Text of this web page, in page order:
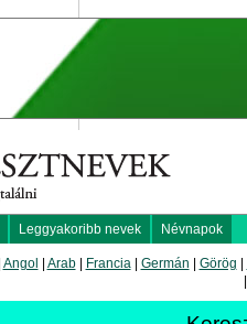
Leggyakoribb nevek Névnapok
Angol Arab| Francia| Germán Görög